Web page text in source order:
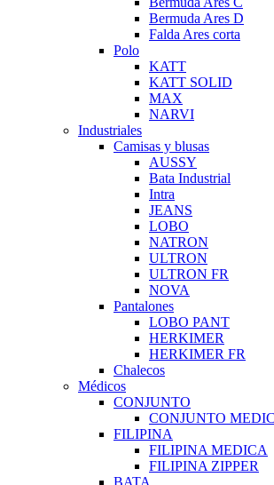
Bermuda Ares D
Falda Ares corta
Polo
KATT
KATT SOLID
MAX
NARVI
Industriales
Camisas y blusas
AUSSY
Bata Industrial
Intra
JEANS
LOBO
NATRON
ULTRON
ULTRON FR
NOVA
Pantalones
LOBO PANT
HERKIMER
HERKIMER FR
Chalecos
Médicos
CONJUNTO
CONJUNTO
FILIPINA
FILIPINA MEDICA
FILIPINA ZIPPER
BATA